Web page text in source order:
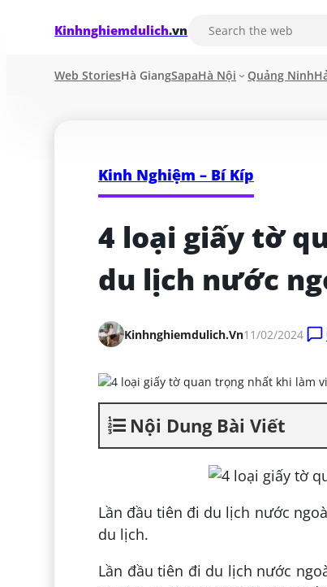
Kinhnghiemdulich.vn
Web StoriesHà GiangSapaHà Nội Quảng Ninh
Kinh Nghiệm – Bí Kíp
4 loại giấy tờ
du lịch nước
Kinhnghiemdulich.vn11/02/2024
Nội Dung Bài Viết
Lần đầu tiên đi du lịch nước
du lịch.
Lần đầu tiên đi du lịch nước